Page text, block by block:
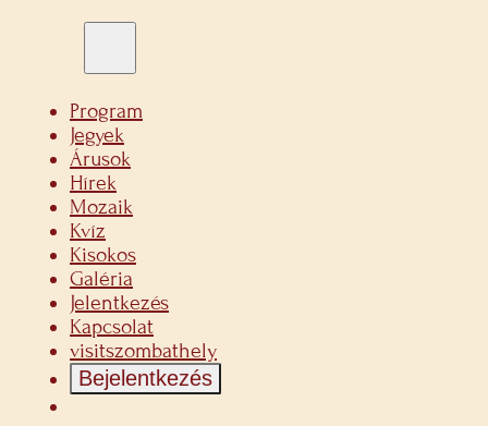
Program
Jegyek
Árusok
Hírek
Mozaik
Kvíz
Kisokos
Galéria
Jelentkezés
Kapcsolat
visitszombathely
Bejelentkezés